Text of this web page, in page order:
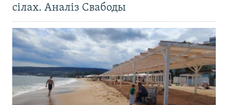
сілах. Аналіз Свабоды